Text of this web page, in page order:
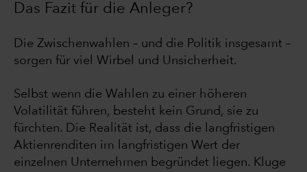
Das Fazit für die Anleger?
Die Zwischenwahlen – und die Politik insgesamt –
sorgen für viel Wirbel und Unsicherheit.
Selbst wenn die Wahlen zu einer höheren
Volatilität führen, besteht kein Grund, sie zu
fürchten. Die Realität ist, dass die langfristigen
Aktienrenditen im langfristigen Wert der
einzelnen Unternehmen begründet liegen. Kluge